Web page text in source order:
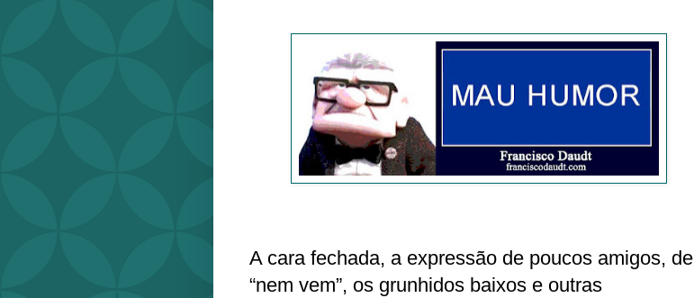
A cara fechada, a expressão de poucos amigos, de
“nem vem”, os grunhidos baixos e outras